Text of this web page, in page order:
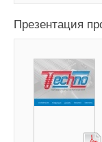
Презентация